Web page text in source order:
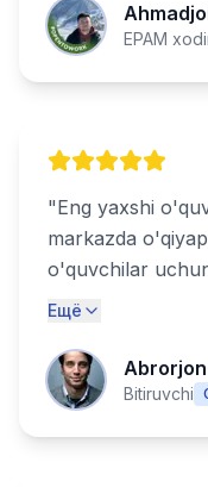
EPAM
"Eng yaxshi
markazda
o'quvchilar
Ещё
Bitiruvchi